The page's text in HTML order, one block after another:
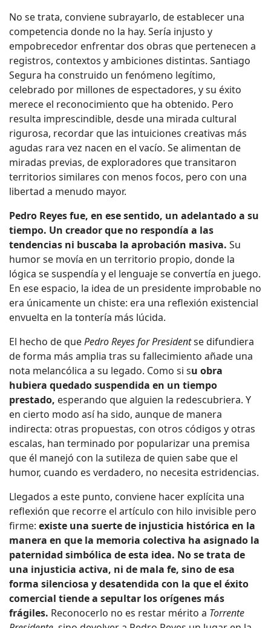
No se trata, conviene subrayarlo, de establecer una
competencia donde no la hay. Sería injusto y
empobrecedor enfrentar dos obras que pertenecen a
registros, contextos y ambiciones distintas. Santiago
Segura ha construido un fenómeno legítimo,
celebrado por millones de espectadores, y su éxito
merece el reconocimiento que ha obtenido. Pero
resulta imprescindible, desde una mirada cultural
rigurosa, recordar que las intuiciones creativas más
agudas rara vez nacen en el vacío. Se alimentan de
miradas previas, de exploradores que transitaron
territorios similares con menos focos, pero con una
libertad a menudo mayor.
Pedro Reyes fue, en ese sentido, un adelantado a su
tiempo. Un creador que no respondía a las
tendencias ni buscaba la aprobación masiva. Su
humor se movía en un territorio propio, donde la
lógica se suspendía y el lenguaje se convertía en juego.
En ese espacio, la idea de un presidente improbable no
era únicamente un chiste: era una reflexión existencial
envuelta en la tontería más lúcida.
El hecho de quePedro Reyes for Presidentse difundiera
de forma más amplia tras su fallecimiento añade una
nota melancólica a su legado. Como si su obra
hubiera quedado suspendida en un tiempo
prestado, esperando que alguien la redescubriera. Y
en cierto modo así ha sido, aunque de manera
indirecta: otras propuestas, con otros códigos y otras
escalas, han terminado por popularizar una premisa
que él manejó con la sutileza de quien sabe que el
humor, cuando es verdadero, no necesita estridencias.
Llegados a este punto, conviene hacer explícita una
reflexión que recorre el artículo con hilo invisible pero
firme: existe una suerte de injusticia histórica en la
manera en que la memoria colectiva ha asignado la
paternidad simbólica de esta idea. No se trata de
una injusticia activa, ni de mala fe, sino de esa
forma silenciosa y desatendida con la que el éxito
comercial tiende a sepultar los orígenes más
frágiles. Reconocerlo no es restar mérito a Torrente